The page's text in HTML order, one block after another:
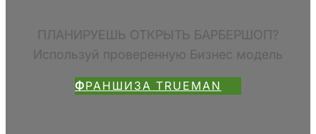
ПЛАНИРУЕШЬ ОТКРЫТЬ БАРБЕРШОП?
Используй проверенную Бизнес модель
ФРАНШИЗА TRUEMAN